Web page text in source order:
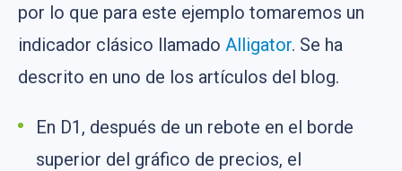
por lo que para este ejemplo tomaremos un
indicador clásico llamado Alligator. Se ha
descrito en uno de los artículos del blog.
En D1, después de un rebote en el borde
superior del gráfico de precios, el